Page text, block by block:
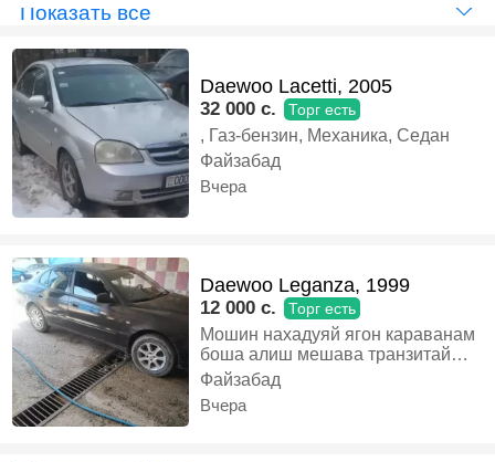
Показать всё
Daewoo Lacetti, 2005
32 000 c. Торг есть
, Газ-бензин, Механика, Седан
Файзабад
Вчера
Daewoo Leganza, 1999
12 000 c. Торг есть
Мошин нахадуяй ягон караванам
боша алиш мешава транзитай
проста сохибш каравангирай
барои хаму мефруша, Газ-бензин,
Механика, Седан
Файзабад
Вчера